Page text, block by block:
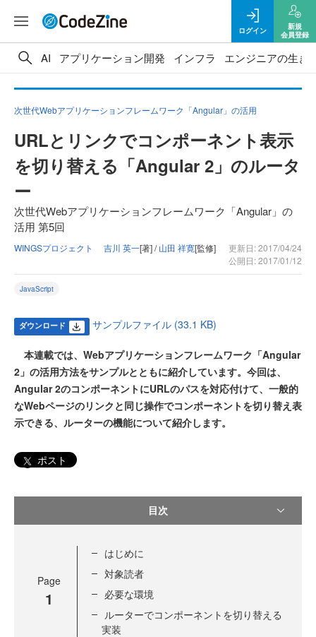
ログイン
新規
会員登録
AI アプリケーション開発 インフラ エンジニアの生き
次世代Webアプリケーションフレームワーク「Angular」の活用
URLとリンクでコンポーネント表示
を切り替える「Angular 2」のルータ
ー
次世代Webアプリケーションフレームワーク「Angular」の
活用 第5回
WINGSプロジェクト 吉川 英一[著] /山田 祥寛[監修]
更新日: 2017/04/24
公開日: 2017/01/12
JavaScript
ダウンロード サンプルファイル (33.1 KB)
本連載では、Webアプリケーションフレームワーク「Angular
2」の活用方法をサンプルとともに紹介しています。今回は、
Angular 2のコンポーネントにURLのパスを対応付けて、一般的
なWebページのリンクと同じ操作でコンポーネントを切り替え表
示できる、ルーターの機能について紹介します。
ポスト
目次
Page
1
はじめに
対象読者
必要な環境
ルーターでコンポーネントを切り替える
実装